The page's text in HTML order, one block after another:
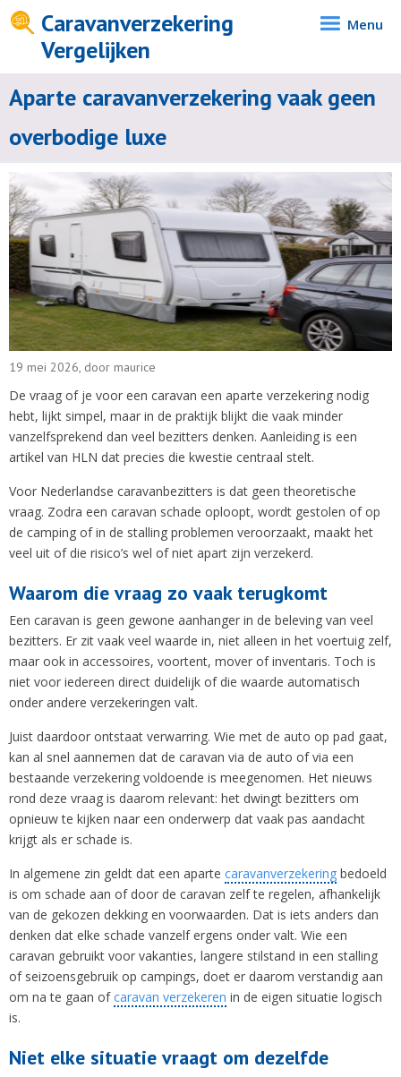
Caravanverzekering
Vergelijken
Menu
Aparte caravanverzekering vaak geen
overbodige luxe
19 mei 2026, door maurice
De vraag of je voor een caravan een aparte verzekering nodig
hebt, lijkt simpel, maar in de praktijk blijkt die vaak minder
vanzelfsprekend dan veel bezitters denken. Aanleiding is een
artikel van HLN dat precies die kwestie centraal stelt.
Voor Nederlandse caravanbezitters is dat geen theoretische
vraag. Zodra een caravan schade oploopt, wordt gestolen of op
de camping of in de stalling problemen veroorzaakt, maakt het
veel uit of die risico’s wel of niet apart zijn verzekerd.
Waarom die vraag zo vaak terugkomt
Een caravan is geen gewone aanhanger in de beleving van veel
bezitters. Er zit vaak veel waarde in, niet alleen in het voertuig zelf,
maar ook in accessoires, voortent, mover of inventaris. Toch is
niet voor iedereen direct duidelijk of die waarde automatisch
onder andere verzekeringen valt.
Juist daardoor ontstaat verwarring. Wie met de auto op pad gaat,
kan al snel aannemen dat de caravan via de auto of via een
bestaande verzekering voldoende is meegenomen. Het nieuws
rond deze vraag is daarom relevant: het dwingt bezitters om
opnieuw te kijken naar een onderwerp dat vaak pas aandacht
krijgt als er schade is.
In algemene zin geldt dat een aparte caravanverzekering bedoeld
is om schade aan of door de caravan zelf te regelen, afhankelijk
van de gekozen dekking en voorwaarden. Dat is iets anders dan
denken dat elke schade vanzelf ergens onder valt. Wie een
caravan gebruikt voor vakanties, langere stilstand in een stalling
of seizoensgebruik op campings, doet er daarom verstandig aan
om na te gaan ofcaravan verzekeren in de eigen situatie logisch
is.
Niet elke situatie vraagt om dezelfde